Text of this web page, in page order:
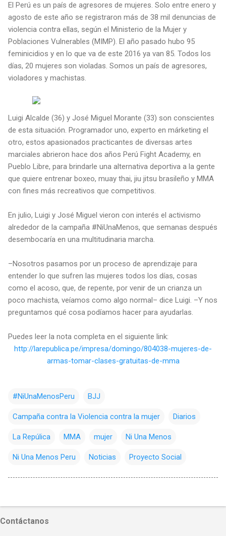
El Perú es un país de agresores de mujeres. Solo entre enero y
agosto de este año se registraron más de 38 mil denuncias de
violencia contra ellas, según el Ministerio de la Mujer y
Poblaciones Vulnerables (MIMP). El año pasado hubo 95
feminicidios y en lo que va de este 2016 ya van 85. Todos los
días, 20 mujeres son violadas. Somos un país de agresores,
violadores y machistas.
Luigi Alcalde (36) y José Miguel Morante (33) son conscientes
de esta situación. Programador uno, experto en márketing el
otro, estos apasionados practicantes de diversas artes
marciales abrieron hace dos años Perú Fight Academy, en
Pueblo Libre, para brindarle una alternativa deportiva a la gente
que quiere entrenar boxeo, muay thai, jiu jitsu brasileño y MMA
con fines más recreativos que competitivos.
En julio, Luigi y José Miguel vieron con interés el activismo
alrededor de la campaña #NiUnaMenos, que semanas después
desembocaría en una multitudinaria marcha.
–Nosotros pasamos por un proceso de aprendizaje para
entender lo que sufren las mujeres todos los días, cosas
como el acoso, que, de repente, por venir de un crianza un
poco machista, veíamos como algo normal– dice Luigi. –Y nos
preguntamos qué cosa podíamos hacer para ayudarlas.
Puedes leer la nota completa en el siguiente link:
http://larepublica.pe/impresa/domingo/804038-mujeres-de-
armas-tomar-clases-gratuitas-de-mma
#NiUnaMenosPeru BJJ
Campaña contra la Violencia contra la mujer Diarios
La Repúlica MMA mujer Ni Una Menos
Ni Una Menos Peru Noticias Proyecto Social
Contáctanos